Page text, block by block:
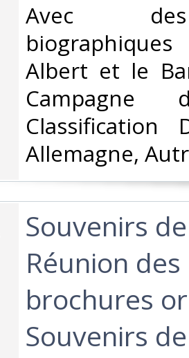
‎Avec
Albert et le
Campagne
Classification
Allemagne,
‎Souvenirs
Réunion des
brochures
Souvenirs